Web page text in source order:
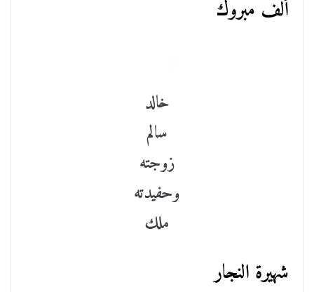
ألف مبروك
خالد
سالم
زوجته
وحفيدته
ملك
شهيرة النجار